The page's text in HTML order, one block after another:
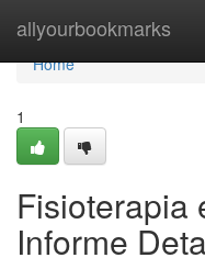
allyourbookmarks
Home
Home
1
Fisioterapia
Informe